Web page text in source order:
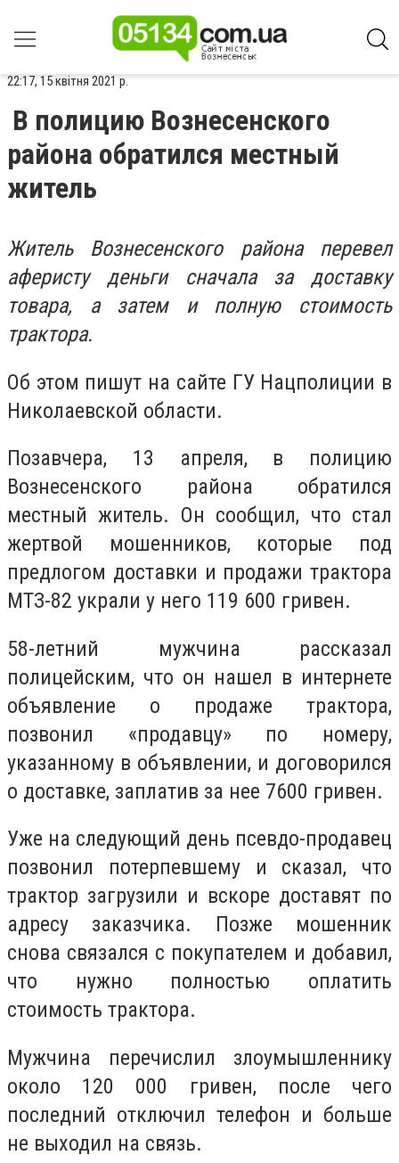
22:17, 15 квітня 2021 р.
В полицию Вознесенского
района обратился местный
житель
Житель Вознесенского района перевел
аферисту деньги сначала за доставку
товара, а затем и полную стоимость
трактора.
Об этом пишут на сайте ГУ Нацполиции в
Николаевской области.
Позавчера, 13 апреля, в полицию
Вознесенского района обратился
местный житель. Он сообщил, что стал
жертвой мошенников, которые под
предлогом доставки и продажи трактора
МТЗ-82 украли у него 119 600 гривен.
58-летний мужчина рассказал
полицейским, что он нашел в интернете
объявление о продаже трактора,
позвонил «продавцу» по номеру,
указанному в объявлении, и договорился
о доставке, заплатив за нее 7600 гривен.
Уже на следующий день псевдо-продавец
позвонил потерпевшему и сказал, что
трактор загрузили и вскоре доставят по
адресу заказчика. Позже мошенник
снова связался с покупателем и добавил,
что нужно полностью оплатить
стоимость трактора.
Мужчина перечислил злоумышленнику
около 120 000 гривен, после чего
последний отключил телефон и больше
не выходил на связь.